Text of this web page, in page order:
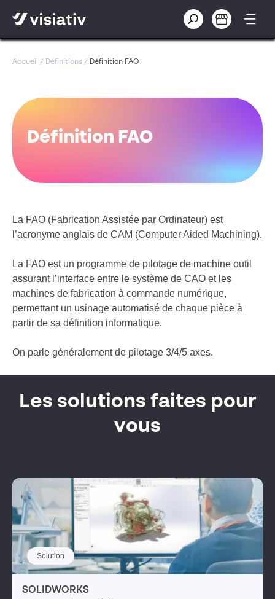
Accueil / Définitions / Définition FAO
Définition FAO
La FAO (Fabrication Assistée par Ordinateur) est
l’acronyme anglais de CAM (Computer Aided Machining).
La FAO est un programme de pilotage de machine outil
assurant l’interface entre le système de CAO et les
machines de fabrication à commande numérique,
permettant un usinage automatisé de chaque pièce à
partir de sa définition informatique.
On parle généralement de pilotage 3/4/5 axes.
Les solutions faites pour
vous
Solution
SOLIDWORKS